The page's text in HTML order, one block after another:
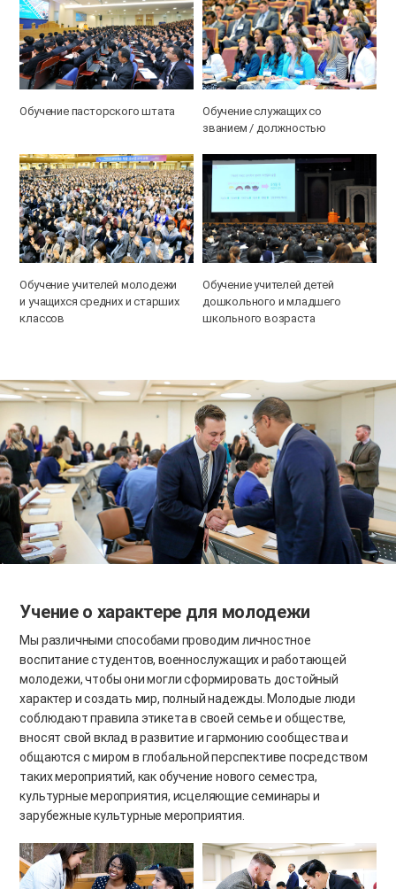
Обучение пасторского штата
Обучение служащих со
званием / должностью
Обучение учителей молодежи
и учащихся средних и старших
классов
Обучение учителей детей
дошкольного и младшего
школьного возраста
Учение о характере для молодежи
Мы различными способами проводим личностное
воспитание студентов, военнослужащих и работающей
молодежи, чтобы они могли сформировать достойный
характер и создать мир, полный надежды. Молодые люди
соблюдают правила этикета в своей семье и обществе,
вносят свой вклад в развитие и гармонию сообщества и
общаются с миром в глобальной перспективе посредством
таких мероприятий, как обучение нового семестра,
культурные мероприятия, исцеляющие семинары и
зарубежные культурные мероприятия.